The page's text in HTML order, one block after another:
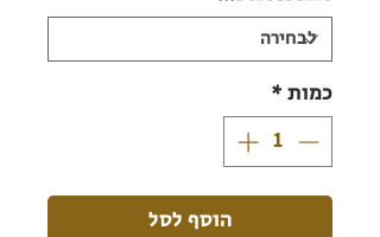
כמות*
הוסף לסל